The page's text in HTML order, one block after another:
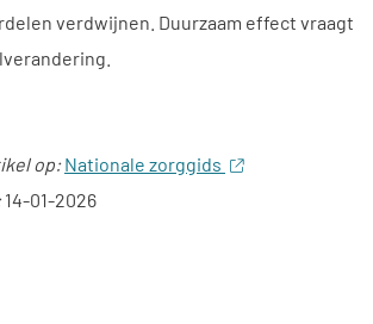
verdwijnen. Duurzaam effect vraagt
op: Nationale zorggids
14-01-2026